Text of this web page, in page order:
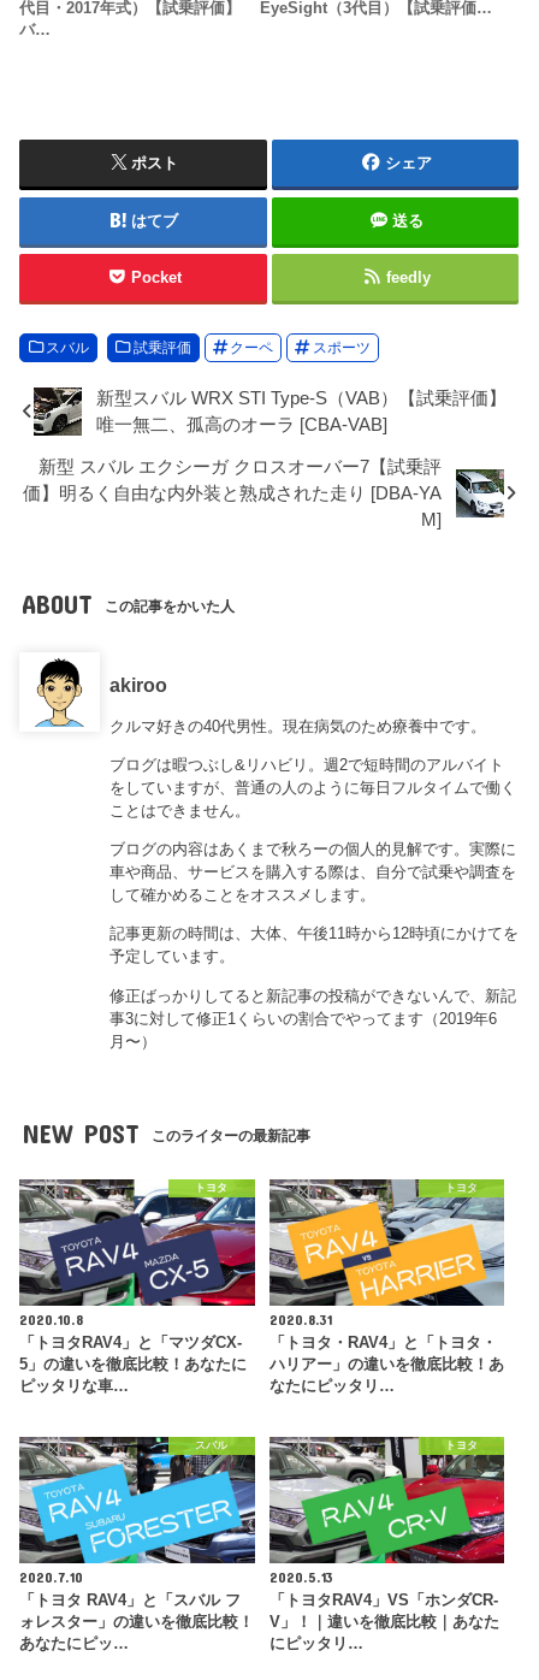
代目・2017年式）【試乗評価】
バ…
EyeSight（3代目）【試乗評価…
ポスト シェア
はてブ 送る
Pocket feedly
スバル 試乗評価 クーペ スポーツ
新型スバル WRX STI Type-S（VAB）【試乗評価】
唯一無二、孤高のオーラ [CBA-VAB]
新型 スバル エクシーガ クロスオーバー7【試乗評
価】明るく自由な内外装と熟成された走り [DBA-YA
M]
ABOUT この記事をかいた人
akiroo
クルマ好きの40代男性。現在病気のため療養中です。
ブログは暇つぶし&リハビリ。週2で短時間のアルバイト
をしていますが、普通の人のように毎日フルタイムで働く
ことはできません。
ブログの内容はあくまで秋ろーの個人的見解です。実際に
車や商品、サービスを購入する際は、自分で試乗や調査を
して確かめることをオススメします。
記事更新の時間は、大体、午後11時から12時頃にかけてを
予定しています。
修正ばっかりしてると新記事の投稿ができないんで、新記
事3に対して修正1くらいの割合でやってます（2019年6
月〜）
NEW POST このライターの最新記事
トヨタ
2020.10.8
「トヨタRAV4」と「マツダCX-
5」の違いを徹底比較！あなたに
ピッタリな車…
トヨタ
2020.8.31
「トヨタ・RAV4」と「トヨタ・
ハリアー」の違いを徹底比較！あ
なたにピッタリ…
スバル
2020.7.10
「トヨタ RAV4」と「スバル フ
ォレスター」の違いを徹底比較！
あなたにピッ…
トヨタ
2020.5.13
「トヨタRAV4」VS「ホンダCR-
V」！｜違いを徹底比較｜あなた
にピッタリ…